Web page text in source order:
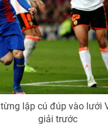
Ghi rõ nguồn VTV.vn
lập cú đúp vào lưới
giải trước